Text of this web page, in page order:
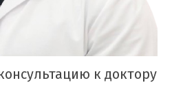
к доктору